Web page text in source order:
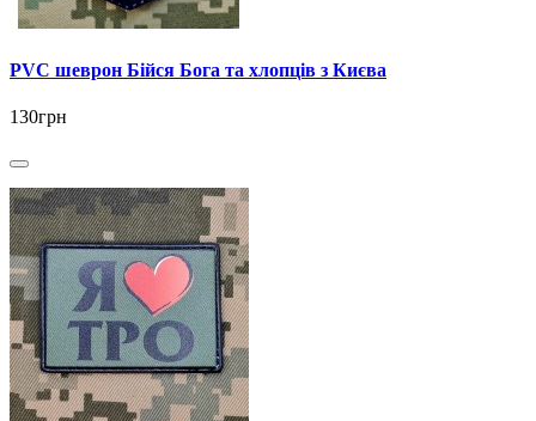
PVC шеврон Бійся Бога та хлопців з Києва
130грн